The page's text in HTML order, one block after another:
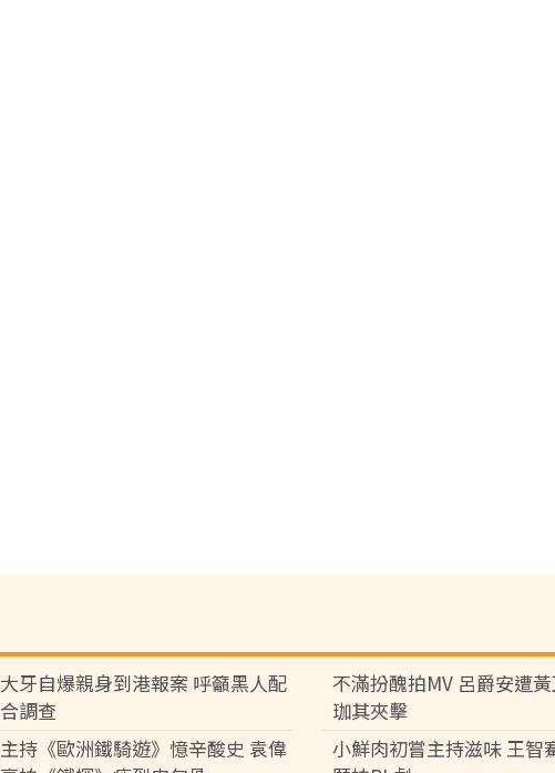
大牙自爆親身到港報案 呼籲黑人配
合調查
不滿扮醜拍MV 呂爵安遭
珈其夾擊
主持《歐洲鐵騎遊》憶辛酸史 袁偉
小鮮肉初嘗主持滋味 王智